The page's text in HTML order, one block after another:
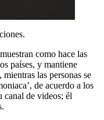
como hace las
países, y mantiene
las personas se
de acuerdo a los
canal de videos; él